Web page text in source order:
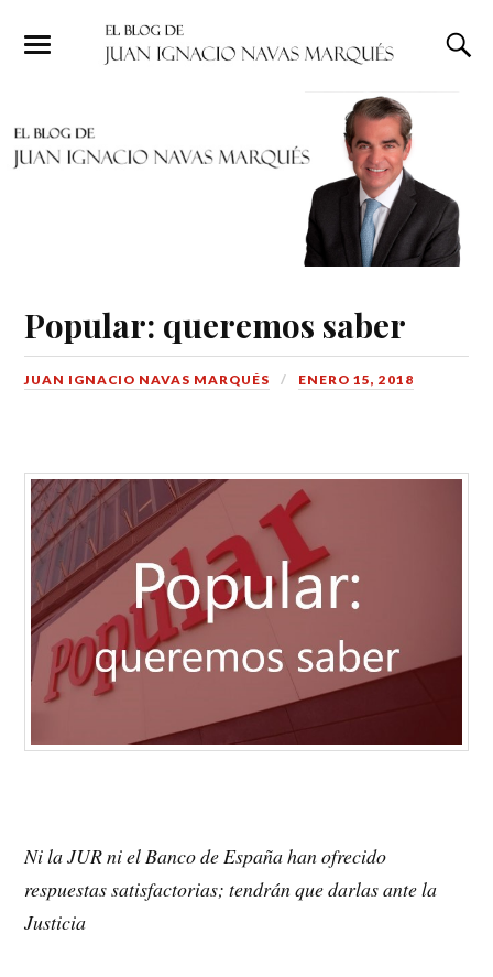
Popular: queremos saber
JUAN IGNACIO NAVAS MARQUÉS ENERO 15, 2018
Ni la JUR ni el Banco de España han ofrecido
respuestas satisfactorias; tendrán que darlas ante la
Justicia